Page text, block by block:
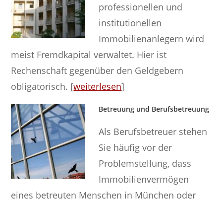
professionellen und
institutionellen
Immobilienanlegern wird
meist Fremdkapital verwaltet. Hier ist
Rechenschaft gegenüber den Geldgebern
obligatorisch. [weiterlesen]
Betreuung und Berufsbetreuung
Als Berufsbetreuer stehen
Sie häufig vor der
Problemstellung, dass
Immobilienvermögen
eines betreuten Menschen in München oder